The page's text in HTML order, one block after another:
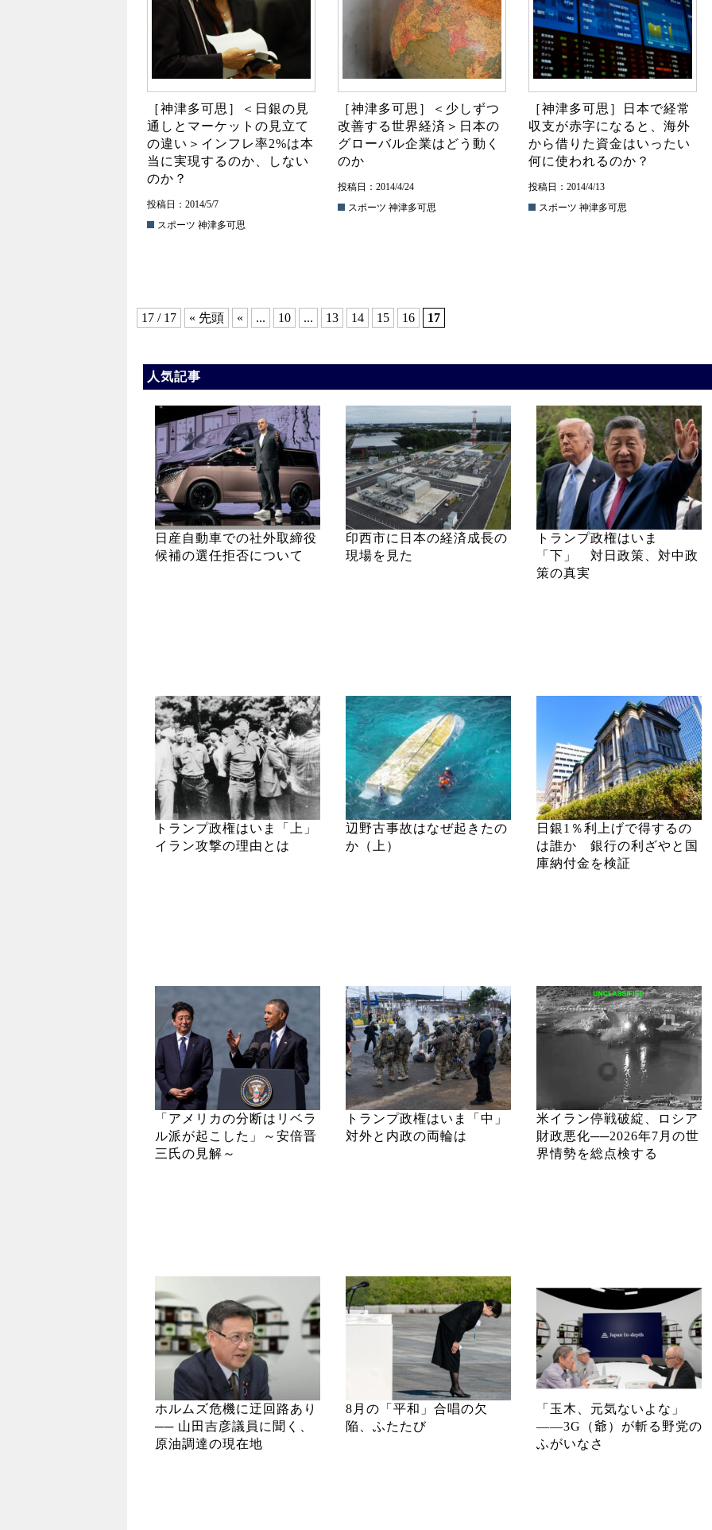
［神津多可思］＜日銀の見
通しとマーケットの見立て
の違い＞インフレ率2%は本
当に実現するのか、しない
のか？
投稿日：2014/5/7
スポーツ 神津多可思
［神津多可思］＜少しずつ
改善する世界経済＞日本の
グローバル企業はどう動く
のか
投稿日：2014/4/24
スポーツ 神津多可思
［神津多可思］日本で経常
収支が赤字になると、海外
から借りた資金はいったい
何に使われるのか？
投稿日：2014/4/13
スポーツ 神津多可思
17 / 17 « 先頭 « ... 10 ... 13 14 15 16 17
人気記事
日産自動車での社外取締役
候補の選任拒否について
印西市に日本の経済成長の
現場を見た
トランプ政権はいま
「下」 対日政策、対中政
策の真実
トランプ政権はいま「上」
イラン攻撃の理由とは
辺野古事故はなぜ起きたの
か（上）
日銀1％利上げで得するの
は誰か 銀行の利ざやと国
庫納付金を検証
「アメリカの分断はリベラ
ル派が起こした」～安倍晋
三氏の見解～
トランプ政権はいま「中」
対外と内政の両輪は
米イラン停戦破綻、ロシア
財政悪化──2026年7月の世
界情勢を総点検する
ホルムズ危機に迂回路あり
── 山田吉彦議員に聞く、
原油調達の現在地
8月の「平和」合唱の欠
陥、ふたたび
「玉木、元気ないよな」
――3G（爺）が斬る野党の
ふがいなさ